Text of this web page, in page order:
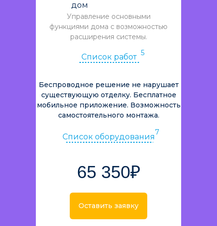
Управление основными
функциями дома с возможностью
расширения системы.
Оставить заявку
65 350₽
Беспроводное решение не нарушает
существующую отделку. Бесплатное
мобильное приложение. Возможность
самостоятельного монтажа.
Список оборудования
Список работ 5
7
дом